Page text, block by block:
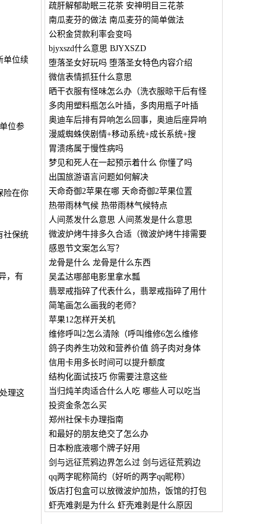
单位续
位参
险在你
社保统
，有
理这
疏肝解郁助眠三花茶 安神明目三花茶
南瓜麦芬的做法 南瓜麦芬的简单做法
公积金贷款利率会变吗
bjyxszd什么意思 BJYXSZD
堕落圣女好玩吗 堕落圣女特色内容介绍
微信表情抓狂什么意思
晒干衣服有怪味怎么办（洗衣服晾干后有怪
多肉用塑料瓶怎么叶插，多肉用瓶子叶插
奥迪车后排有异响怎么回事，奥迪后座异响
漫威蜘蛛侠剧情+移动系统+成长系统+搜
胃溃疡属于慢性病吗
梦见和死人在一起预示着什么 你懂了吗
出国旅游语言问题如何解决
天命奇御2苹果在哪 天命奇御2苹果位置
热带雨林气候 热带雨林气候特点
人间蒸发什么意思 人间蒸发是什么意思
微波炉烤牛排多久合适（微波炉烤牛排需要
感恩节文案怎么写？
龙骨是什么 龙骨是什么东西
吴孟达哪部电影里拿水瓢
翡翠戒指碎了代表什么，翡翠戒指碎了用什
简笔画怎么画我的老师？
苹果12怎样开关机
维修呼叫2怎么清除（呼叫维修6怎么维修
鸽子肉养生功效和营养价值 鸽子肉对身体
信用卡用多长时间可以提升额度
结构化面试技巧 你需要注意这些
当归炖羊肉适合什么人吃 哪些人可以吃当
投资金条怎么买
郑州社保卡办理指南
和最好的朋友绝交了怎么办
日本粉底液哪个牌子好用
剑与远征荒鸦边界怎么过 剑与远征荒鸦边
qq两字昵称简约（好听的两字qq昵称）
饭店打包盒可以放微波炉加热，饭馆的打包
虾壳难剥是为什么 虾壳难剥是什么原因